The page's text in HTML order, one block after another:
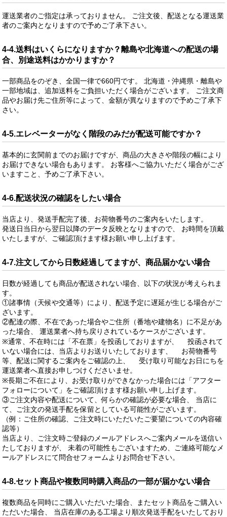
運送業者のご指定は承っておりません。 ご注文後、配送となる運送業
者のご案内となりますので予めご了承下さい。
4-4.送料はいくらになりますか？離島や北海道への配送の場
合、別途送料はかかりますか？
一部商品をのぞき、全国一律で660円です。 北海道・沖縄県・離島や
一部地域は、追加送料をご負担いただく場合がございます。 ご注文商
品やお届け先ご住所等によって、金額が異なりますので予めご了承下
さい。
4-5.エレベーターがなく階段のみだが配送可能ですか？
基本的に玄関前までのお届けですが、商品の大きさや階段の幅により
お届けできない場合もあります。 お客様へご協力いただく場合がござ
いますこと、予めご了承下さい。
4-6.配送状況の確認をしたい場合
当店より、発送手配完了後、お荷物番号のご案内をいたします。
発送日当日から翌日以降のデータ反映となりますので、 お時間を頂戴
いたしますが、ご確認頂けます様お願い申し上げます。
4-7.注文してから日数経過してますが、商品届かない場合
日数が経過しても商品が配送されない場合、以下の状況が考えられま
す。
①諸事情（天候や交通等）により、配送予定に遅延が生じる場合がご
ざいます。
②配達の際、不在であった場合やご住所（番地や建物名）に不足があ
った場合、 運送業者へ持ち戻りされているケースがございます。
※通常、不在時には「不在票」を投函しておりますが、 投函されて
いない場合には、当店よりお送りいたしております、 お荷物番号
等、配送に関するご案内をご確認の上、 受け取り可能なお日にちを
運送業者へ直接お申しつけくださいませ。
※長期ご不在により、お受け取りができなかった場合には「アフター
フォローについて」をご確認頂けます様お願い申し上げます。
③ご注文内容や配送について、何らかの確認が必要な場合、 当店に
て、ご注文の発送手配を保留としている可能性がございます。
（例：ご住所の確認、ご注文時にいただいたご要望についての内容確
認等）
当店より、ご注文時ご登録のメールアドレスへご案内メールを送信い
たしておりますが、 未着の可能性もございますため、ご連絡可能なメ
ールアドレスにて問合せフォームよりお問合せ下さい。
4-8.セット商品や複数同時購入商品の一部が届かない場合
複数商品を同時にご購入いただいた場合、またセット商品をご購入い
ただいた場合、 当店在庫のある工場より順次発送手配をいたしており